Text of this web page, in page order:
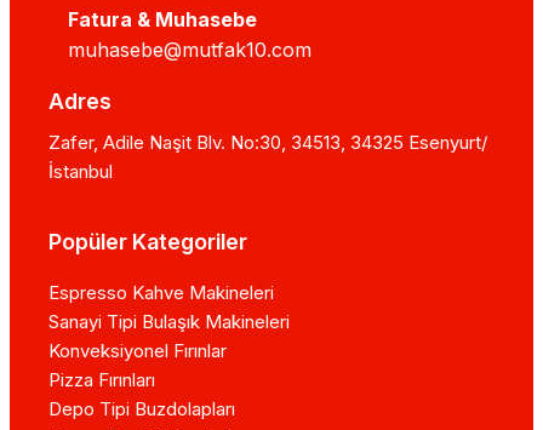
Fatura & Muhasebe
muhasebe@mutfak10.com
Adres
Zafer, Adile Naşit Blv. No:30, 34513, 34325 Esenyurt/
İstanbul
Popüler Kategoriler
Espresso Kahve Makineleri
Sanayi Tipi Bulaşık Makineleri
Konveksiyonel Fırınlar
Pizza Fırınları
Depo Tipi Buzdolapları